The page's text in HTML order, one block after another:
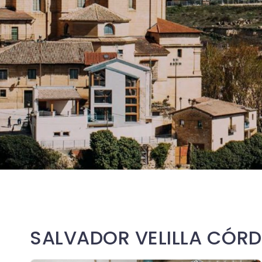
SALVADOR VELILLA